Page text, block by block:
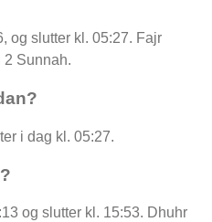
og slutter kl. 05:27. Fajr
2 Sunnah.
i dag kl. 05:27.
og slutter kl. 15:53. Dhuhr